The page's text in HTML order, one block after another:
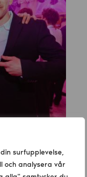
surfupplevelse,
och analysera vår